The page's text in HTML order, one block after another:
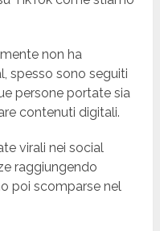
non ha
spesso sono seguiti
persone portate sia
contenuti digitali.
virali nei social
raggiungendo
poi scomparse nel